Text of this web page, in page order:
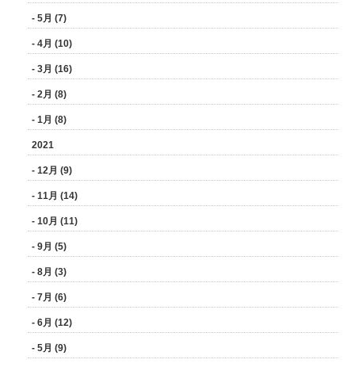
- 5月 (7)
- 4月 (10)
- 3月 (16)
- 2月 (8)
- 1月 (8)
2021
- 12月 (9)
- 11月 (14)
- 10月 (11)
- 9月 (5)
- 8月 (3)
- 7月 (6)
- 6月 (12)
- 5月 (9)